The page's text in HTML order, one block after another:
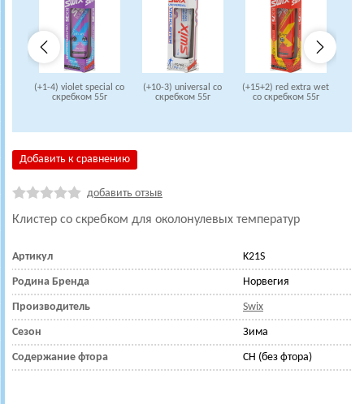
(+1-4) violet special со
скребком 55г
(+10-3) universal со
скребком 55г
(+15+2) red extra wet
со скребком 55г
Добавить к сравнению
добавить отзыв
Клистер со скребком для околонулевых температур
Артикул K21S
Родина Бренда Норвегия
Производитель Swix
Сезон Зима
Содержание фтора CH (без фтора)